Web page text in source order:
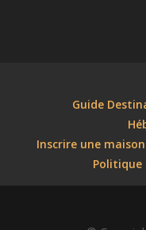
Guide
Inscrire une